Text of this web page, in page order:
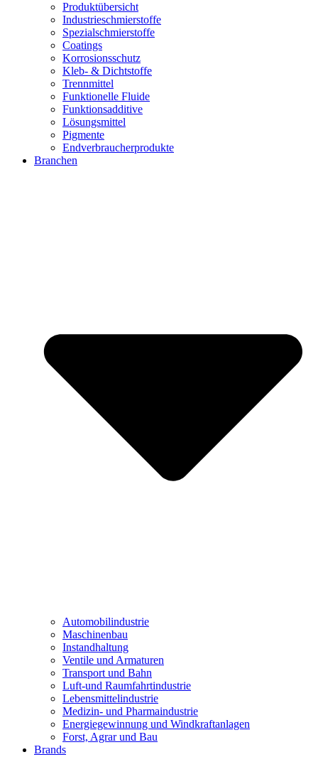
Produktübersicht
Industrieschmierstoffe
Spezialschmierstoffe
Coatings
Korrosionsschutz
Kleb- & Dichtstoffe
Trennmittel
Funktionelle Fluide
Funktionsadditive
Lösungsmittel
Pigmente
Endverbraucherprodukte
Branchen
Automobilindustrie
Maschinenbau
Instandhaltung
Ventile und Armaturen
Transport und Bahn
Luft-und Raumfahrtindustrie
Lebensmittelindustrie
Medizin- und Pharmaindustrie
Energiegewinnung und Windkraftanlagen
Forst, Agrar und Bau
Brands